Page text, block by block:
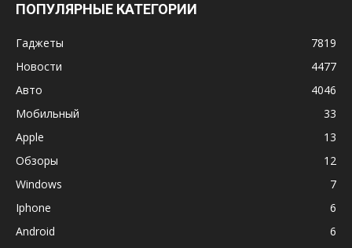
ПОПУЛЯРНЫЕ КАТЕГОРИИ
Гаджеты
7819
Новости
4477
Авто
4046
Мобильный
33
Apple
13
Обзоры
12
Windows
7
Iphone
6
Android
6